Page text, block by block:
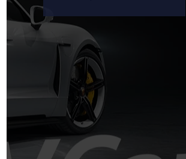
ใหญ่สัญชาติญี่ปุ่นอย่าง TOYOTA ยัง
คงสร้างผลงานได้อย่างยอดเยี่ยม ด้วย
ยอดจดทะเบียนรวมแบรนด์สูงถึง
19,564 คัน ครองส่วนแบ่งตลาด
อันดับ 1 ของประเทศได้อย่างมั่นคงและ
ทิ้งห่างคู่แข่งอย่างขาดลอย รายละเอียด
จากสถิติ: - ภาพรวมแบรนด์: TOYOTA
คว้าอันดับ 1 ยอดจดทะเบียนรวมทุก
ประเภทที่ 19,564 คัน คิดเป็นสัดส่วน
มากกว่า 1 ใน 3 ของยอดจดทะเบียน
รถยนต์ทั้งประเทศประจำเดือนกรกฎา